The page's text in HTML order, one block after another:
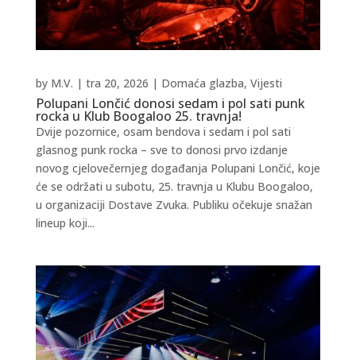
Polupani Lončić donosi sedam i pol sati punk
rocka u Klub Boogaloo 25. travnja!
by M.V. | tra 20, 2026 | Domaća glazba, Vijesti
Dvije pozornice, osam bendova i sedam i pol sati
glasnog punk rocka – sve to donosi prvo izdanje
novog cjelovečernjeg događanja Polupani Lončić, koje
će se održati u subotu, 25. travnja u Klubu Boogaloo,
u organizaciji Dostave Zvuka. Publiku očekuje snažan
lineup koji...